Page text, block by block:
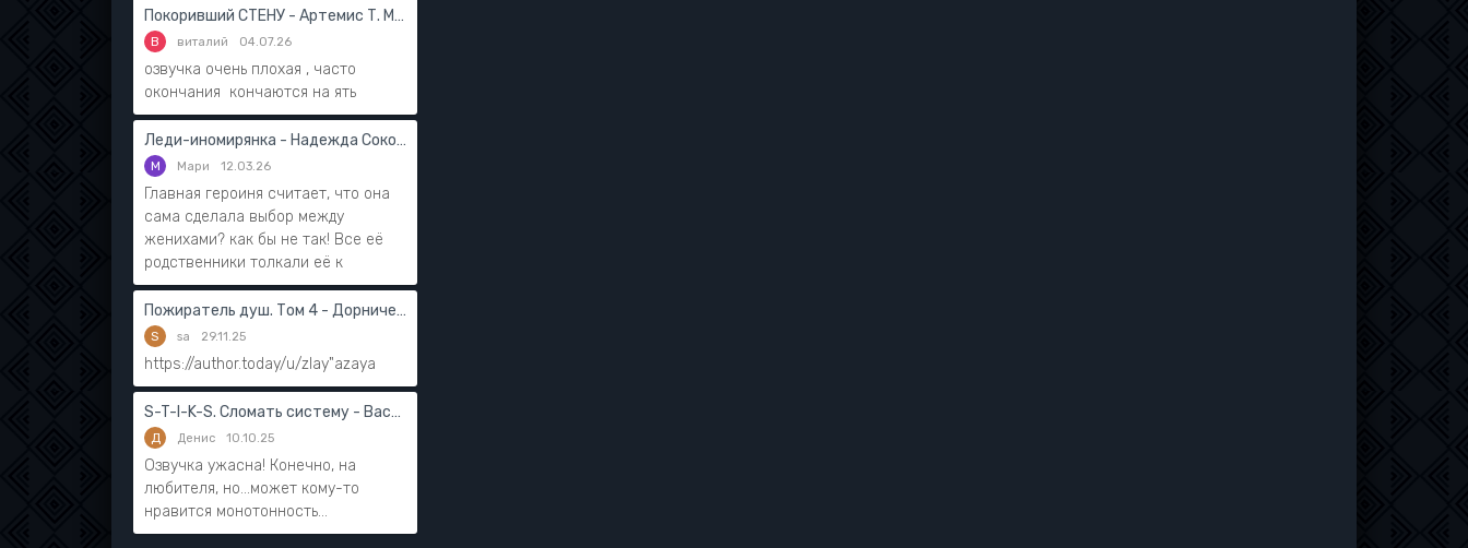
Покоривший СТЕНУ - Артемис Т. Мантикор
В виталий 04.07.26
озвучка очень плохая , часто
окончания кончаются на ять
Леди-иномирянка - Надежда Соколова
М Мари 12.03.26
Главная героиня считает, что она
сама сделала выбор между
женихами? как бы не так! Все её
родственники толкали её к
Пожиратель душ. Том 4 - Дорничев Дмитрий
S sa 29.11.25
https://author.today/u/zlay"azaya
S-T-I-K-S. Сломать систему - Василий Мушинский
Д Денис 10.10.25
Озвучка ужасна! Конечно, на
любителя, но...может кому-то
нравится монотонность...